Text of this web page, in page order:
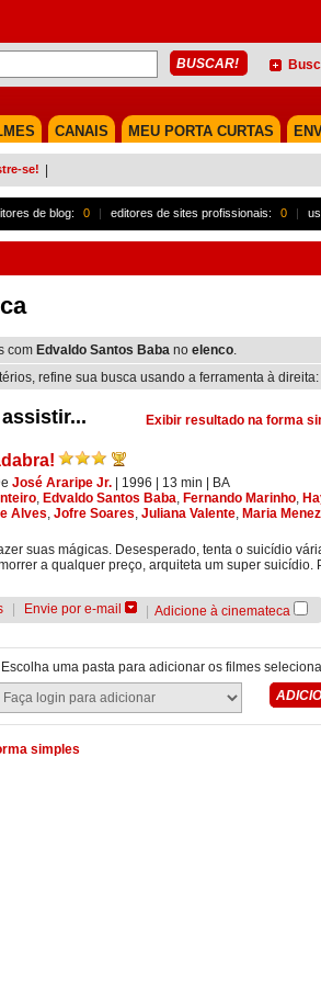
MEU PORTA CURTAS
CANAIS
se!
de blog: 0 | editores de sites profissionais: 0 |
com Edvaldo Santos Baba no elenco.
refine sua busca usando a ferramenta à direita:
Exibir resultado na forma
José Araripe Jr. | 1996 | 13 min
BA
, Edvaldo Santos Baba, Fernando Marinho,
Alves, Jofre Soares, Juliana Valente, Maria
suas mágicas. Desesperado, tenta o suicídio
a qualquer preço, arquiteta um super suicídio.
Envie por e-mail Adicione à cinemateca
Escolha uma pasta para adicionar os filmes
simples